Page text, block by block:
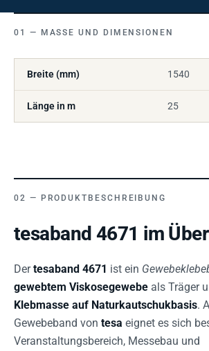
MASSE UND DIMENSIONEN
Breite (mm) 1540
Länge in m 25
PRODUKTBESCHREIBUNG
tesaband 4671 im
Dertesaband 4671 ist ein
gewebtem Viskosegewebe als Träger
Klebmasse auf Naturkautschukbasis.
Gewebeband von tesa eignet es sich
Veranstaltungsbereich, Messebau und